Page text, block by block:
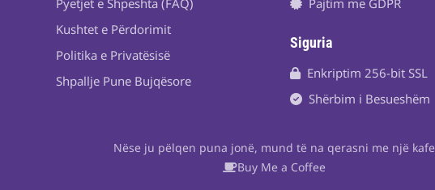
Pyetjet e Shpeshta (FAQ)
Kushtet e Përdorimit
Politika e Privatësisë
Shpallje Pune Bujqësore
Pajtim me GDPR
Siguria
Enkriptim 256-bit SSL
Shërbim i Besueshëm
Nëse ju pëlqen puna jonë, mund të na qerasni me një kafe
Buy Me a Coffee